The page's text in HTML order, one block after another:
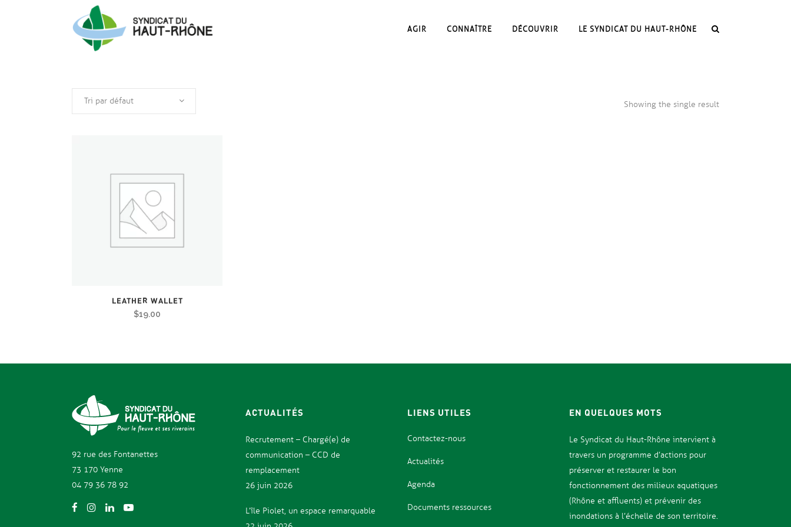
AGIR CONNAÎTRE DÉCOUVRIR LE SYNDICAT DU HAUT-RHÔNE
Showing the single result
Tri par défaut
LEATHER WALLET
$19.00
92 rue des Fontanettes
73 170 Yenne
04 79 36 78 92
ACTUALITÉS
Recrutement – Chargé(e) de
communication – CCD de
remplacement
26 juin 2026
L’île Piolet, un espace remarquable
LIENS UTILES
Contactez-nous
Actualités
Agenda
Documents ressources
EN QUELQUES MOTS
Le Syndicat du Haut-Rhône intervient à
travers un programme d’actions pour
préserver et restaurer le bon
fonctionnement des milieux aquatiques
(Rhône et affluents) et prévenir des
inondations à l’échelle de son territoire.